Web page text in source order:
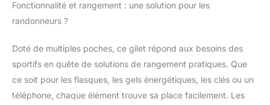
faciliter la vie pendant
vous concentrer sur les
prochains détours du
sentier
Fonctionnalité et rangement : une solution pour les
randonneurs ?
Doté de multiples poches, ce gilet répond aux besoins des
sportifs en quête de solutions de rangement pratiques. Que
ce soit pour les flasques, les gels énergétiques, les clés ou un
téléphone, chaque élément trouve sa place facilement. Les